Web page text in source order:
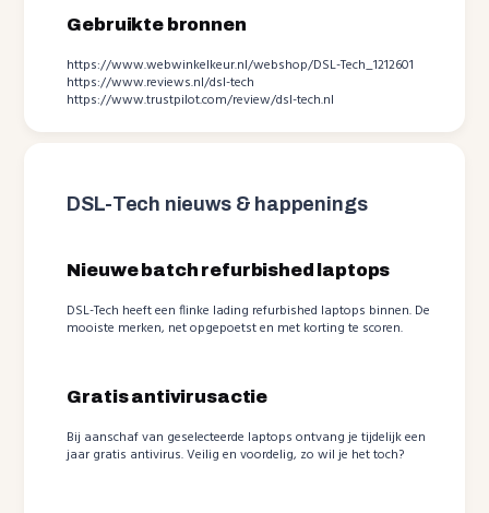
Gebruikte bronnen
https://www.webwinkelkeur.nl/webshop/DSL-Tech_1212601
https://www.reviews.nl/dsl-tech
https://www.trustpilot.com/review/dsl-tech.nl
DSL-Tech nieuws & happenings
Nieuwe batch refurbished laptops
DSL-Tech heeft een flinke lading refurbished laptops binnen. De
mooiste merken, net opgepoetst en met korting te scoren.
Gratis antivirusactie
Bij aanschaf van geselecteerde laptops ontvang je tijdelijk een
jaar gratis antivirus. Veilig en voordelig, zo wil je het toch?